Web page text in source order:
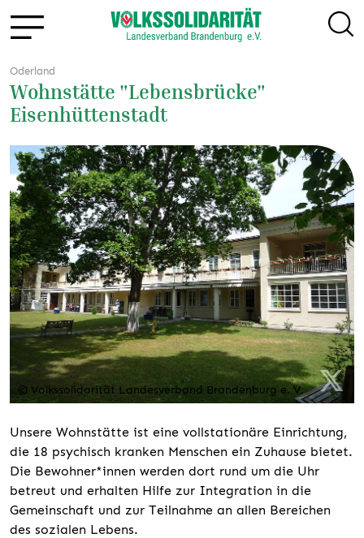
Oderland
Wohnstätte "Lebensbrücke"
Eisenhüttenstadt
© Volkssolidarität Landesverband Brandenburg e. V.
Unsere Wohnstätte ist eine vollstationäre Einrichtung,
die 18 psychisch kranken Menschen ein Zuhause bietet.
Die Bewohner*innen werden dort rund um die Uhr
betreut und erhalten Hilfe zur Integration in die
Gemeinschaft und zur Teilnahme an allen Bereichen
des sozialen Lebens.